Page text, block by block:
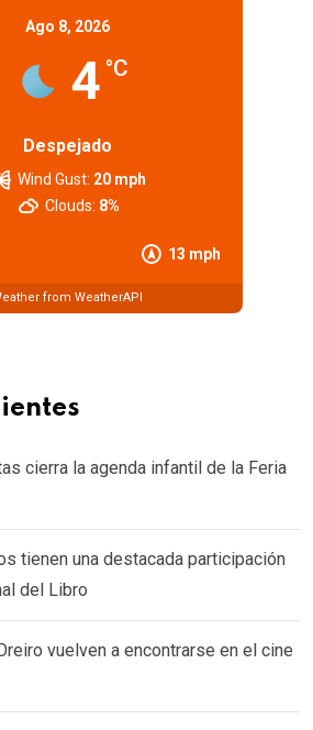
Ago 8, 2026
4 °C
Despejado
13 mph
Wind Gust: 20 mph
Clouds: 8%
from WeatherAPI
cierra la agenda infantil de la Feria
tienen una destacada participación
del Libro
vuelven a encontrarse en el cine